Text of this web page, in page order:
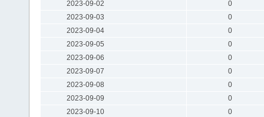
2023-09-02
0
2023-09-03
0
2023-09-04
0
2023-09-05
0
2023-09-06
0
2023-09-07
0
2023-09-08
0
2023-09-09
0
2023-09-10
0